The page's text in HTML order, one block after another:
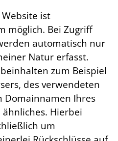
ist
möglich. Bei Zugriff
automatisch nur
Natur erfasst.
zum Beispiel
des verwendeten
Domainnamen Ihres
Hierbei
um